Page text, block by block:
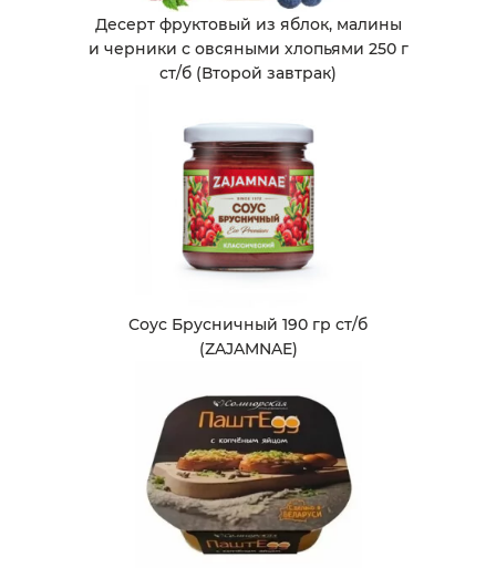
Десерт фруктовый из яблок, малины
и черники с овсяными хлопьями 250 г
ст/б (Второй завтрак)
Соус Брусничный 190 гр ст/б
(ZAJAMNAE)